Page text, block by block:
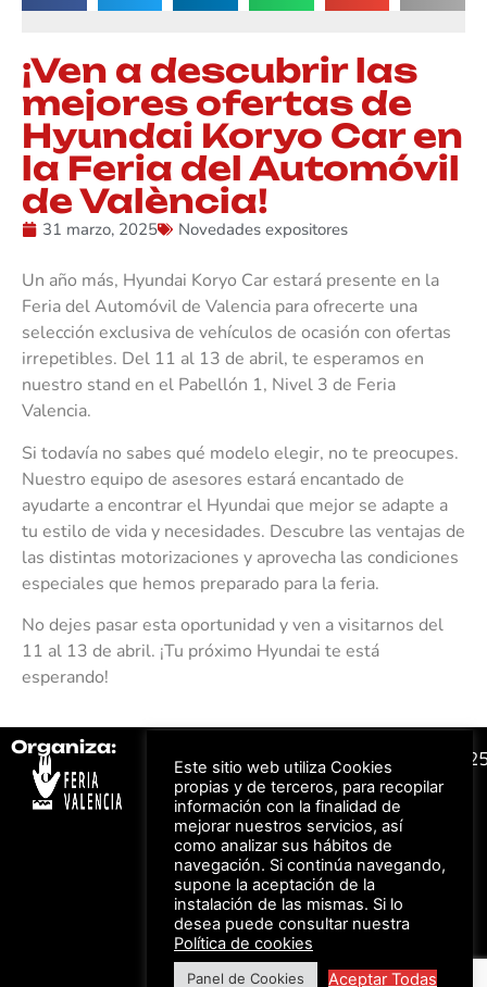
¡Ven a descubrir las
mejores ofertas de
Hyundai Koryo Car en
la Feria del Automóvil
de València!
31 marzo, 2025 Novedades expositores
Un año más, Hyundai Koryo Car estará presente en la
Feria del Automóvil de Valencia para ofrecerte una
selección exclusiva de vehículos de ocasión con ofertas
irrepetibles. Del 11 al 13 de abril, te esperamos en
nuestro stand en el Pabellón 1, Nivel 3 de Feria
Valencia.
Si todavía no sabes qué modelo elegir, no te preocupes.
Nuestro equipo de asesores estará encantado de
ayudarte a encontrar el Hyundai que mejor se adapte a
tu estilo de vida y necesidades. Descubre las ventajas de
las distintas motorizaciones y aprovecha las condiciones
especiales que hemos preparado para la feria.
No dejes pasar esta oportunidad y ven a visitarnos del
11 al 13 de abril. ¡Tu próximo Hyundai te está
esperando!
Organiza:
Bonos descuento para
los viajes a ferias
organizadas por Feria
Valencia al obtener tu
entrada
Descuento en tarifas
de hotel durante
Aviso Legal –
de Privacidad
© Feria Valencia, todos
los derechos reservados
Este sitio web utiliza Cookies
propias y de terceros, para recopilar
información con la finalidad de
mejorar nuestros servicios, así
como analizar sus hábitos de
navegación. Si continúa navegando,
supone la aceptación de la
instalación de las mismas. Si lo
desea puede consultar nuestra
Política de cookies
Panel de Cookies Aceptar Todas